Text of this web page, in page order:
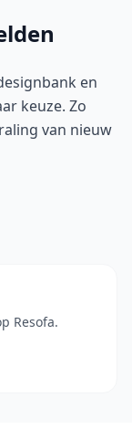
en
keuze. Zo
van nieuw
Resofa.